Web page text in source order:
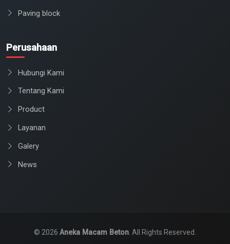
Paving block
Perusahaan
Hubungi Kami
Tentang Kami
Product
Layanan
Galery
News
© 2026 Aneka Macam Beton . All Rights Reserved.